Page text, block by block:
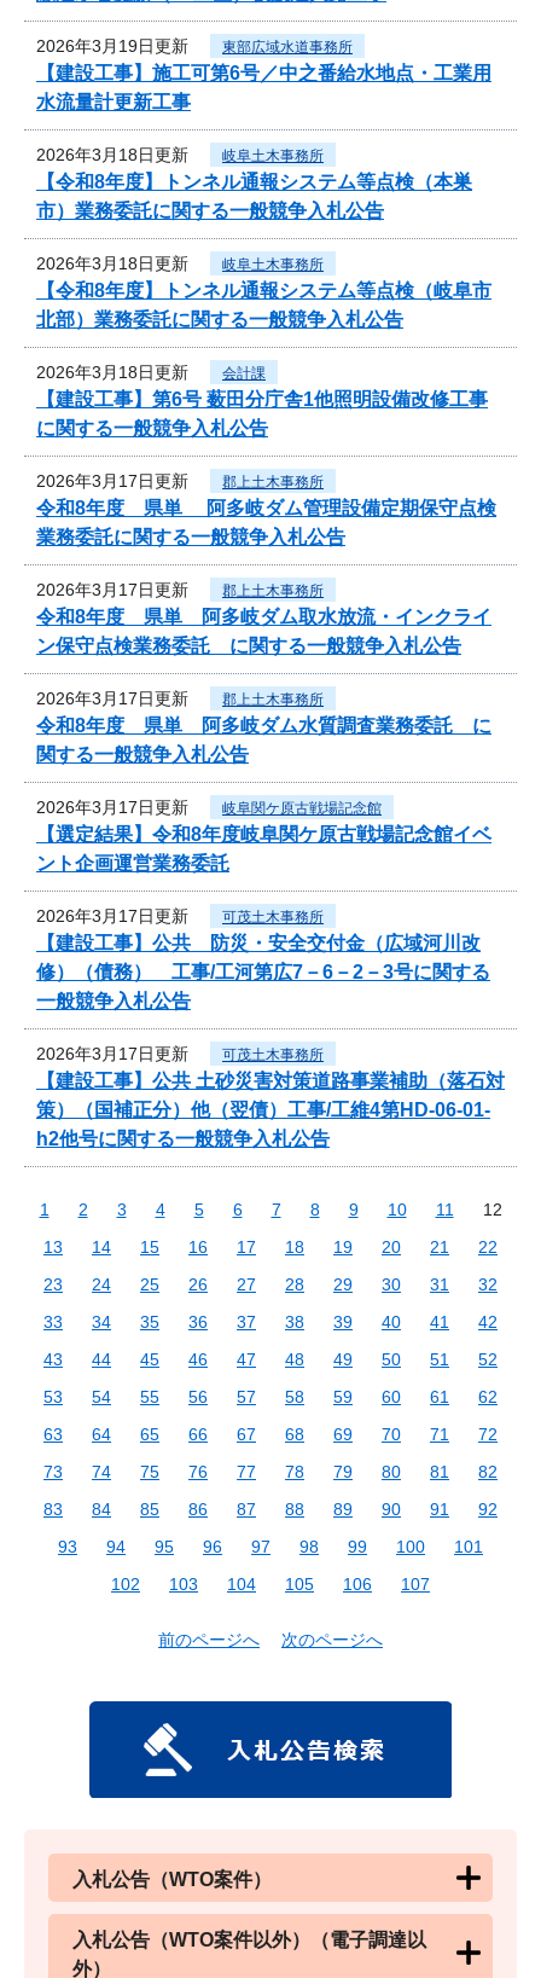
2026年3月19日更新 東部広域水道事務所
【建設工事】施工可第6号／中之番給水地点・工業用
水流量計更新工事
2026年3月18日更新 岐阜土木事務所
【令和8年度】トンネル通報システム等点検（本巣
市）業務委託に関する一般競争入札公告
2026年3月18日更新 岐阜土木事務所
【令和8年度】トンネル通報システム等点検（岐阜市
北部）業務委託に関する一般競争入札公告
2026年3月18日更新 会計課
【建設工事】第6号 薮田分庁舎1他照明設備改修工事
に関する一般競争入札公告
2026年3月17日更新 郡上土木事務所
令和8年度 県単 阿多岐ダム管理設備定期保守点検
業務委託に関する一般競争入札公告
2026年3月17日更新 郡上土木事務所
令和8年度 県単 阿多岐ダム取水放流・インクライ
ン保守点検業務委託 に関する一般競争入札公告
2026年3月17日更新 郡上土木事務所
令和8年度 県単 阿多岐ダム水質調査業務委託 に
関する一般競争入札公告
2026年3月17日更新 岐阜関ケ原古戦場記念館
【選定結果】令和8年度岐阜関ケ原古戦場記念館イベ
ント企画運営業務委託
2026年3月17日更新 可茂土木事務所
【建設工事】公共 防災・安全交付金（広域河川改
修）（債務） 工事/工河第広7－6－2－3号に関する
一般競争入札公告
2026年3月17日更新 可茂土木事務所
【建設工事】公共 土砂災害対策道路事業補助（落石対
策）（国補正分）他（翌債）工事/工維4第HD-06-01-
h2他号に関する一般競争入札公告
1 2 3 4 5 6 7 8 9 10 11
12
13
14 15 16 17 18 19 20 21
22
23
24 25 26 27 28 29 30 31
32
33
34 35 36 37 38 39 40 41
42
43
44 45 46 47 48 49 50 51
52
53
54 55 56 57 58 59 60 61
62
63
64 65 66 67 68 69 70 71
72
73
74 75 76 77 78 79 80 81
82
83
84 85 86 87 88 89 90 91
92
93
94 95 96 97 98 99 100
101
102
103 104 105 106 107
前のページへ 次のページへ
入札公告（WTO案件）
入札公告（WTO案件以外）（電子調達以
外）